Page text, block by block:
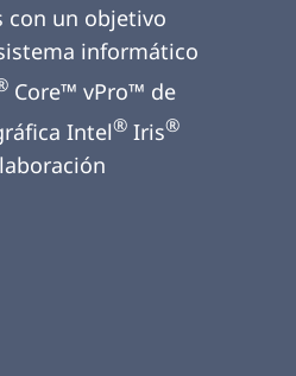
con un objetivo
informático
Core™ vPro™ de
Intel® Iris®